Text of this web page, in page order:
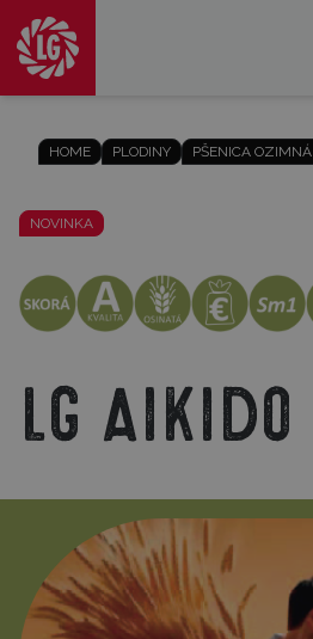
HOME PLODINY PŠENICA OZIMNÁ
NOVINKA
LG Aikido